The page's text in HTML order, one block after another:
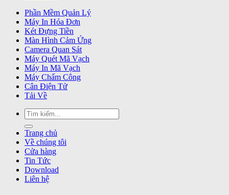
Phần Mềm Quản Lý
Máy In Hóa Đơn
Két Đựng Tiền
Màn Hình Cảm Ứng
Camera Quan Sát
Máy Quét Mã Vạch
Máy In Mã Vạch
Máy Chấm Công
Cân Điện Tử
Tải Về
Tìm
kiếm:
Trang chủ
Về chúng tôi
Cửa hàng
Tin Tức
Download
Liên hệ